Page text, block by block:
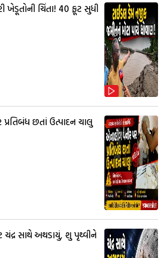
ખેડૂતોની ચિંતા! 40 ફૂટ સુધી
છતાં ઉત્પાદન ચાલુ
સાથે અથડાયું, શુ પૃથ્વીને